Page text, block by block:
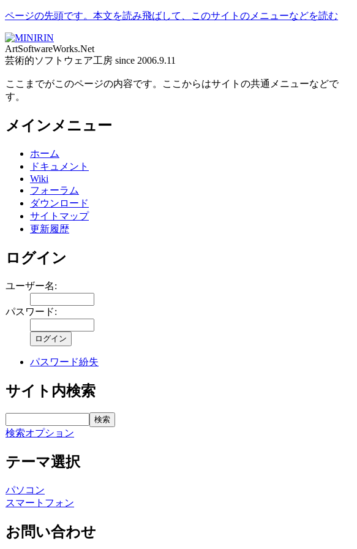
ページの先頭です。本文を読み飛ばして、このサイトのメニューなどを読む
ArtSoftwareWorks.Net
芸術的ソフトウェア工房 since 2006.9.11
ここまでがこのページの内容です。ここからはサイトの共通メニューなどで
す。
メインメニュー
ホーム
ドキュメント
Wiki
フォーラム
ダウンロード
サイトマップ
更新履歴
ログイン
ユーザー名:
パスワード:
パスワード紛失
サイト内検索
検索オプション
テーマ選択
パソコン
スマートフォン
お問い合わせ